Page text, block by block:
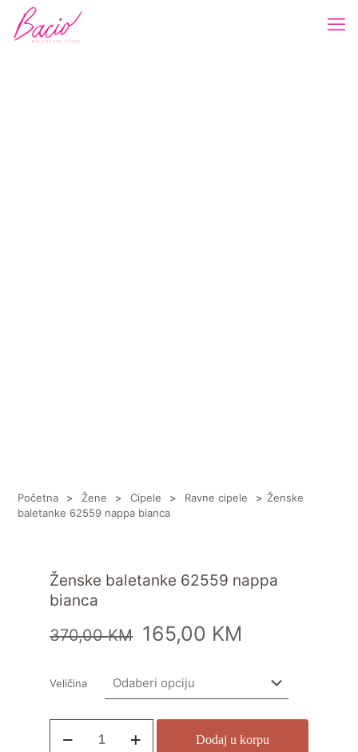
Početna > Žene > Cipele > Ravne cipele > Ženske
baletanke 62559 nappa bianca
Ženske baletanke 62559 nappa
bianca
370,00KM 165,00 KM
Veličina
Dodaj u korpu